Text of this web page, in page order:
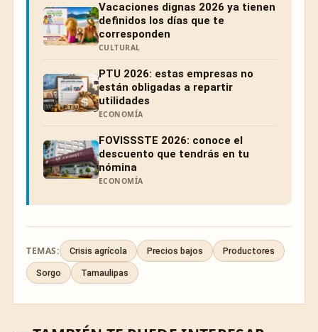
Vacaciones dignas 2026 ya tienen
definidos los días que te
corresponden
CULTURAL
PTU 2026: estas empresas no
están obligadas a repartir
utilidades
ECONOMÍA
FOVISSSTE 2026: conoce el
descuento que tendrás en tu
nómina
ECONOMÍA
TEMAS: Crisis agrícola Precios bajos Productores
Sorgo Tamaulipas